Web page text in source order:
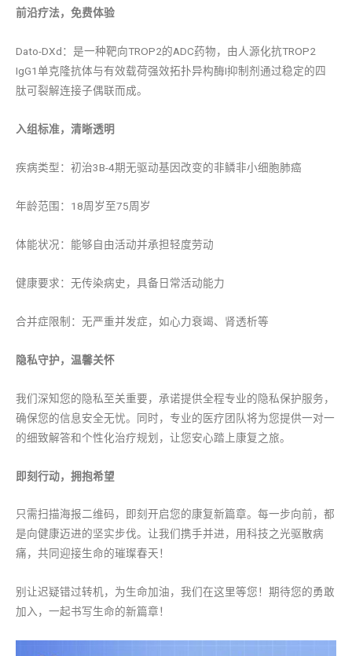
前沿疗法，免费体验
Dato-DXd：是一种靶向TROP2的ADC药物，由人源化抗TROP2
IgG1单克隆抗体与有效载荷强效拓扑异构酶I抑制剂通过稳定的四
肽可裂解连接子偶联而成。
入组标准，清晰透明
疾病类型：初治3B-4期无驱动基因改变的非鳞非小细胞肺癌
年龄范围：18周岁至75周岁
体能状况：能够自由活动并承担轻度劳动
健康要求：无传染病史，具备日常活动能力
合并症限制：无严重并发症，如心力衰竭、肾透析等
隐私守护，温馨关怀
我们深知您的隐私至关重要，承诺提供全程专业的隐私保护服务，
确保您的信息安全无忧。同时，专业的医疗团队将为您提供一对一
的细致解答和个性化治疗规划，让您安心踏上康复之旅。
即刻行动，拥抱希望
只需扫描海报二维码，即刻开启您的康复新篇章。每一步向前，都
是向健康迈进的坚实步伐。让我们携手并进，用科技之光驱散病
痛，共同迎接生命的璀璨春天！
别让迟疑错过转机，为生命加油，我们在这里等您！期待您的勇敢
加入，一起书写生命的新篇章！